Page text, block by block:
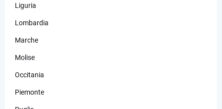
Liguria
Lombardia
Marche
Molise
Occitania
Piemonte